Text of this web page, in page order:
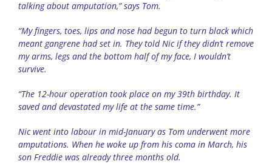
talking about amputation,” says Tom.
“My fingers, toes, lips and nose had begun to turn black which
meant gangrene had set in. They told Nic if they didn’t remove
my arms, legs and the bottom half of my face, I wouldn’t
survive.
“The 12-hour operation took place on my 39th birthday. It
saved and devastated my life at the same time.”
Nic went into labour in mid-January as Tom underwent more
amputations. When he woke up from his coma in March, his
son Freddie was already three months old.